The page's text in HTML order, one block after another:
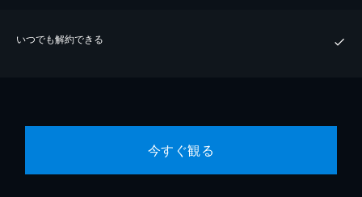
いつでも解約できる
今すぐ観る